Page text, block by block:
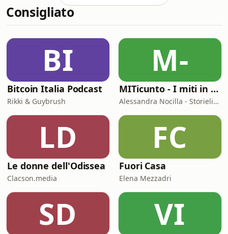
Consigliato
BI
Bitcoin Italia Podcast
Rikki & Guybrush
M-
MITicunto - I miti in prima persona
Alessandra Nocilla - Storielibere.fm
LD
Le donne dell'Odissea
Clacson.media
FC
Fuori Casa
Elena Mezzadri
SD VI